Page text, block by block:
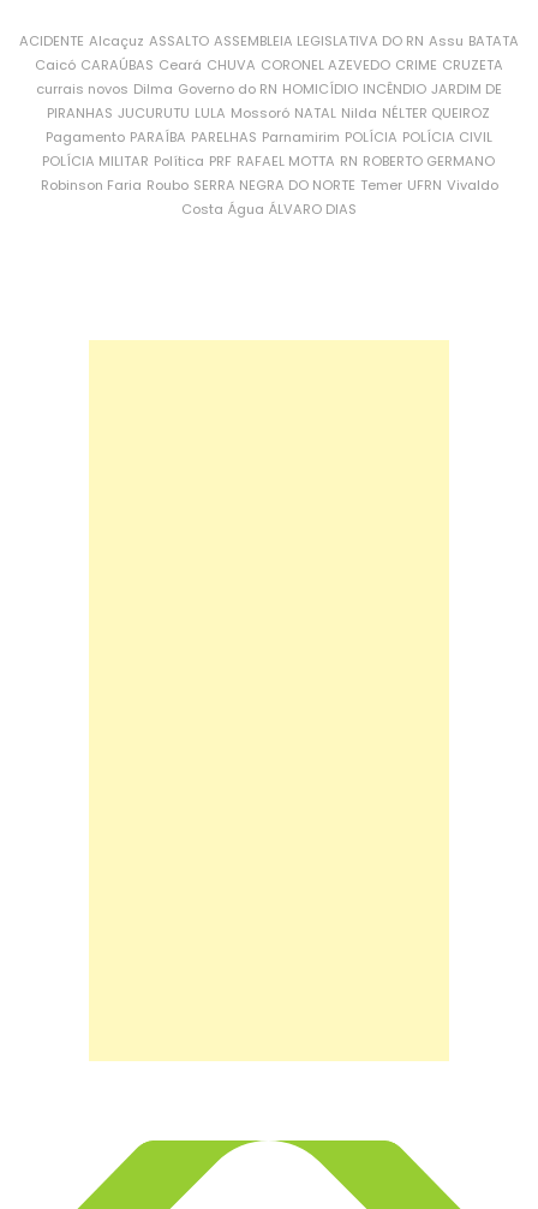
ACIDENTE Alcaçuz ASSALTO ASSEMBLEIA LEGISLATIVA DO RN Assu BATATA
Caicó CARAÚBAS Ceará CHUVA CORONEL AZEVEDO CRIME CRUZETA
currais novos Dilma Governo do RN HOMICÍDIO INCÊNDIO JARDIM DE
PIRANHAS JUCURUTU LULA Mossoró NATAL Nilda NÉLTER QUEIROZ
Pagamento PARAÍBA PARELHAS Parnamirim POLÍCIA POLÍCIA CIVIL
POLÍCIA MILITAR Política PRF RAFAEL MOTTA RN ROBERTO GERMANO
Robinson Faria Roubo SERRA NEGRA DO NORTE Temer UFRN Vivaldo
Costa Água ÁLVARO DIAS